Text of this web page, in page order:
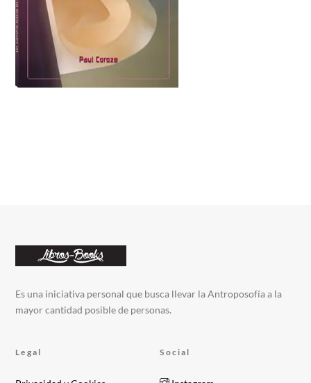
Es una iniciativa personal que busca llevar la Antroposofía a la
mayor cantidad posible de personas.
Legal Social